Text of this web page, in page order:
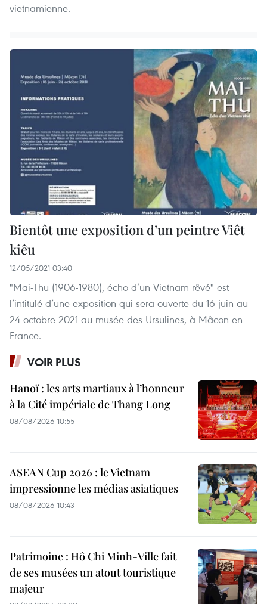
vietnamienne.
Bientôt une exposition d’un peintre Viêt
kiêu
12/05/2021 03:40
"Mai-Thu (1906-1980), écho d’un Vietnam rêvé" est
l’intitulé d’une exposition qui sera ouverte du 16 juin au
24 octobre 2021 au musée des Ursulines, à Mâcon en
France.
VOIR PLUS
Hanoï : les arts martiaux à l’honneur
à la Cité impériale de Thang Long
08/08/2026 10:55
ASEAN Cup 2026 : le Vietnam
impressionne les médias asiatiques
08/08/2026 10:43
Patrimoine : Hô Chi Minh-Ville fait
de ses musées un atout touristique
majeur